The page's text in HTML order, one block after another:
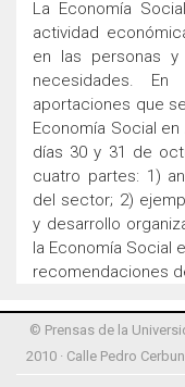
La Economía
actividad
en las personas
necesidades.
aportaciones que
Economía Social
días 30 y 31 de
cuatro partes: 1)
del sector; 2)
y desarrollo
la Economía Social
recomendaciones
© Prensas de la
2010 · Calle Pedro